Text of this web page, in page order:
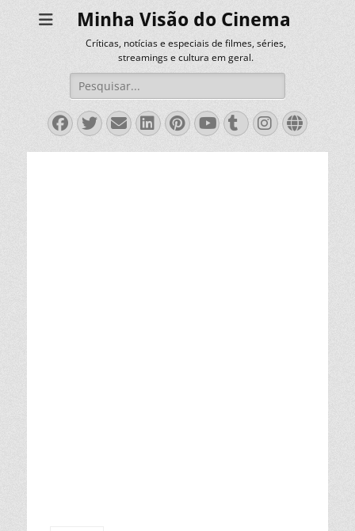
Minha Visão do Cinema
Críticas, notícias e especiais de filmes, séries,
streamings e cultura em geral.
Pesquisar
por:
Facebook
Twitter
EmailLinkedIn
Pinterest
YouTube
Tumblr